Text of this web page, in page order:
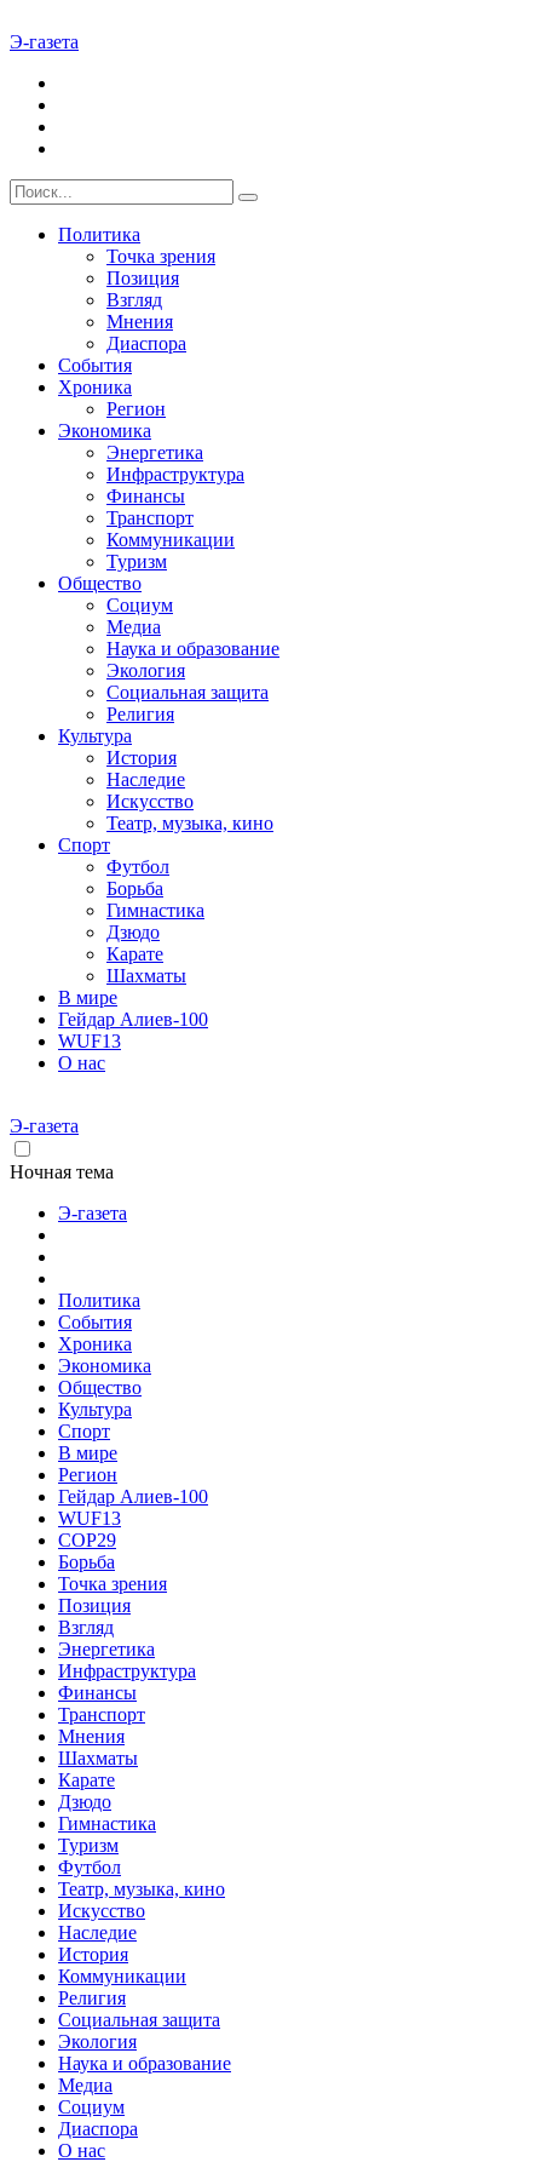
Э-газета
Политика
Точка зрения
Позиция
Взгляд
Мнения
Диаспора
События
Хроника
Регион
Экономика
Энергетика
Инфраструктура
Финансы
Транспорт
Коммуникации
Туризм
Общество
Социум
Медиа
Наука и образование
Экология
Социальная защита
Религия
Культура
История
Наследие
Искусство
Театр, музыка, кино
Спорт
Футбол
Борьба
Гимнастика
Дзюдо
Карате
Шахматы
В мире
Гейдар Алиев-100
WUF13
О нас
Э-газета
Ночная тема
Э-газета
Политика
События
Хроника
Экономика
Общество
Культура
Спорт
В мире
Регион
Гейдар Алиев-100
WUF13
COP29
Борьба
Точка зрения
Позиция
Взгляд
Энергетика
Инфраструктура
Финансы
Транспорт
Мнения
Шахматы
Карате
Дзюдо
Гимнастика
Туризм
Футбол
Театр, музыка, кино
Искусство
Наследие
История
Коммуникации
Религия
Социальная защита
Экология
Наука и образование
Медиа
Социум
Диаспора
О нас